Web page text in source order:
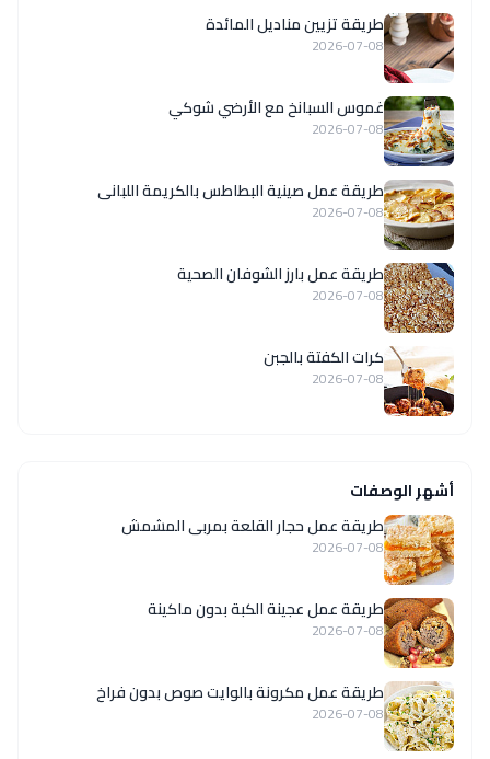
طريقة تزيين مناديل المائدة
2026-07-08
غموس السبانخ مع الأرضي شوكي
2026-07-08
طريقة عمل صينية البطاطس بالكريمة اللبانى
2026-07-08
طريقة عمل بارز الشوفان الصحية
2026-07-08
كرات الكفتة بالجبن
2026-07-08
أشهر الوصفات
طريقة عمل حجار القلعة بمربى المشمش
2026-07-08
طريقة عمل عجينة الكبة بدون ماكينة
2026-07-08
طريقة عمل مكرونة بالوايت صوص بدون فراخ
2026-07-08